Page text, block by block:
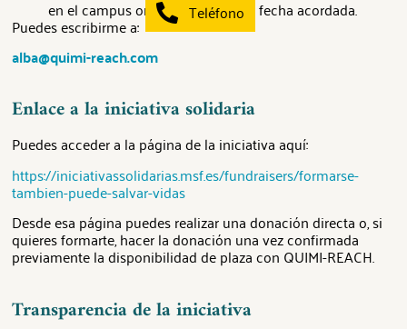
en el campus online a partir de la fecha acordada.
Puedes escribirme a:
alba@quimi-reach.com
Enlace a la iniciativa solidaria
Puedes acceder a la página de la iniciativa aquí:
https://iniciativassolidarias.msf.es/fundraisers/formarse-
tambien-puede-salvar-vidas
Desde esa página puedes realizar una donación directa o, si
quieres formarte, hacer la donación una vez confirmada
previamente la disponibilidad de plaza con QUIMI-REACH.
Transparencia de la iniciativa
Teléfono